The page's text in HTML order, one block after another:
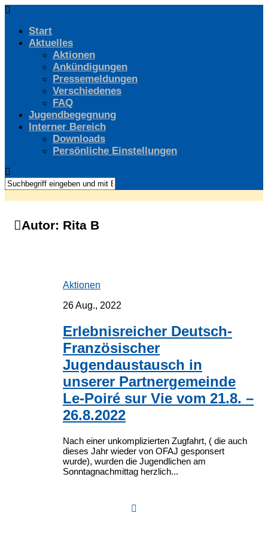
Start
Aktuelles
Aktionen
Ankündigungen
Pressemeldungen
Verschiedenes
FAQ
Jugendbegegnung
Interner Bereich
Downloads
Persönliche Einstellungen
Autor: Rita B
Aktionen
26 Aug., 2022
Erlebnisreicher Deutsch-
Französischer
Jugendaustausch in
unserer Partnergemeinde
Le-Poiré sur Vie vom 21.8. –
26.8.2022
Nach einer unkomplizierten Zugfahrt, ( die auch
dieses Jahr wieder von OFAJ gesponsert
wurde), wurden die Jugendlichen am
Sonntagnachmittag herzlich...